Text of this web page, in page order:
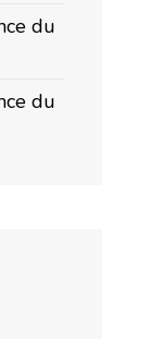
du
du